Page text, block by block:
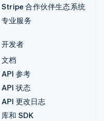
Stripe 合作伙伴生态系统
专业服务
开发者
文档
API 参考
API 状态
API 更改日志
库和 SDK